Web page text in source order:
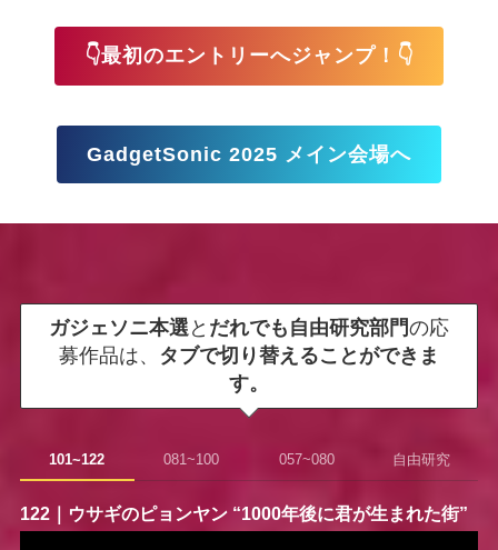
👇最初のエントリーへジャンプ！👇
GadgetSonic 2025 メイン会場へ
ガジェソニ本選 と だれでも自由研究部門の応
募作品は、 タブで切り替えることができま
す。
101~122 081~100 057~080 自由研究
122｜ ウサギのピョンヤン“1000年後に君が生まれた街”